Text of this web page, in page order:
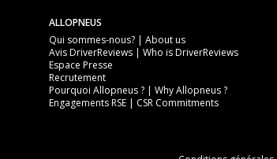
ALLOPNEUS
Qui sommes-nous? | About us
Avis DriverReviews | Who is DriverReviews
Espace Presse
Recrutement
Pourquoi Allopneus ? | Why Allopneus ?
Engagements RSE | CSR Commitments